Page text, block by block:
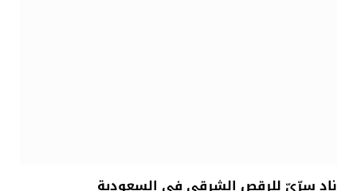
نادٍ سِرِّيّ للرقص الشرقي في السعودية